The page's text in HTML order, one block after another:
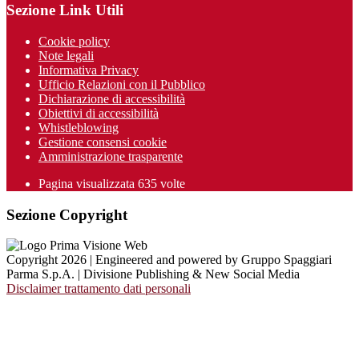
Sezione Link Utili
Cookie policy
Note legali
Informativa Privacy
Ufficio Relazioni con il Pubblico
Dichiarazione di accessibilità
Obiettivi di accessibilità
Whistleblowing
Gestione consensi cookie
Amministrazione trasparente
Pagina visualizzata 635 volte
Sezione Copyright
Copyright 2026 | Engineered and powered by Gruppo Spaggiari
Parma S.p.A. | Divisione Publishing & New Social Media
Disclaimer trattamento dati personali